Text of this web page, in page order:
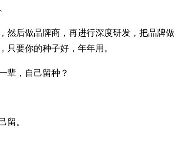
然后做品牌商，再进行深度研发，把品牌
只要你的种子好，年年用。
辈，自己留种？
。